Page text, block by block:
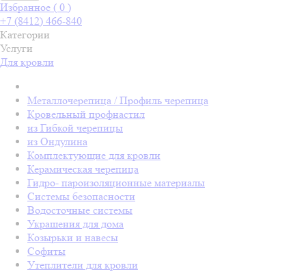
Избранное ( 0 )
+7 (8412) 466-840
Категории
Услуги
Для кровли
Металлочерепица / Профиль черепица
Кровельный профнастил
из Гибкой черепицы
из Ондулина
Комплектующие для кровли
Керамическая черепица
Гидро- пароизоляционные материалы
Системы безопасности
Водосточные системы
Украшения для дома
Козырьки и навесы
Софиты
Утеплители для кровли